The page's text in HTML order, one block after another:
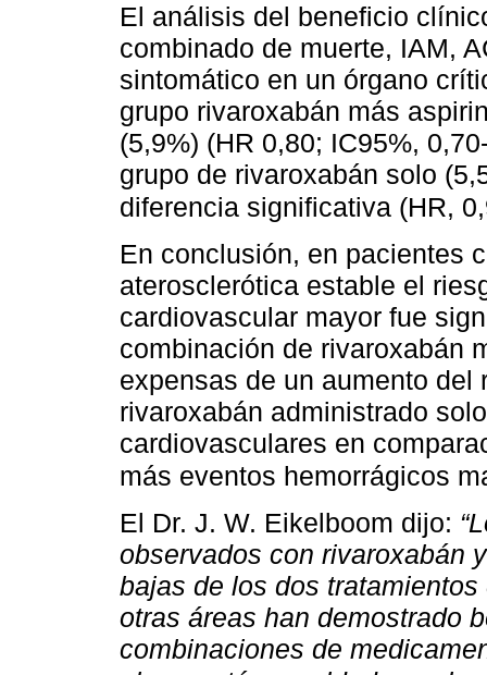
El análisis del beneficio
combinado de muerte, IAM,
sintomático en un órgano
grupo rivaroxabán más
(5,9%) (HR 0,80; IC95%,
grupo de rivaroxabán solo
diferencia significativa (HR,
En conclusión, en pacientes
aterosclerótica estable el
cardiovascular mayor fue
combinación de rivaroxabán
expensas de un aumento del
rivaroxabán administrado
cardiovasculares en
más eventos hemorrágicos
El Dr. J. W. Eikelboom dijo:
observados con rivaroxabán
bajas de los dos
otras áreas han demostrado
combinaciones de